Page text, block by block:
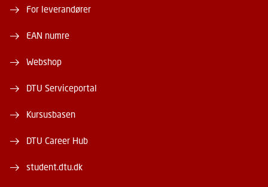
For leverandører
EAN numre
Webshop
DTU Serviceportal
Kursusbasen
DTU Career Hub
student.dtu.dk